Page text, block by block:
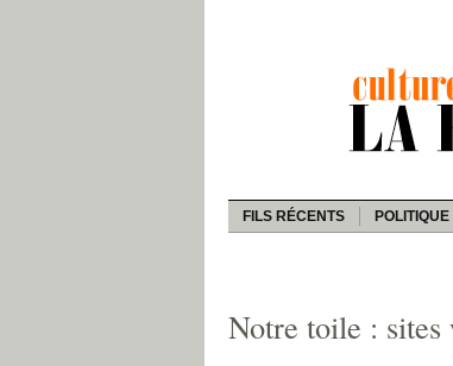
FILS RÉCENTS POLITIQUE
Notre toile : sites